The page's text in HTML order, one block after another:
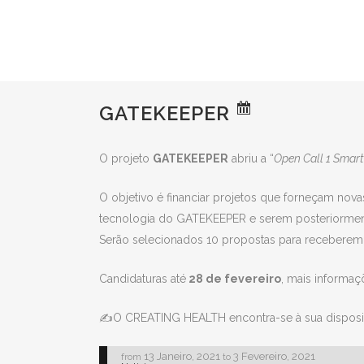
GATEKEEPER
O projeto GATEKEEPER abriu a “Open Call 1
O objetivo é financiar projetos que forneçam
tecnologia do GATEKEEPER e serem
Serão selecionados 10 propostas para
Candidaturas até 28 de fevereiro , mais
✍O CREATING HEALTH encontra-se à sua
from 13 Janeiro, 2021 to 3 Fevereiro, 2021